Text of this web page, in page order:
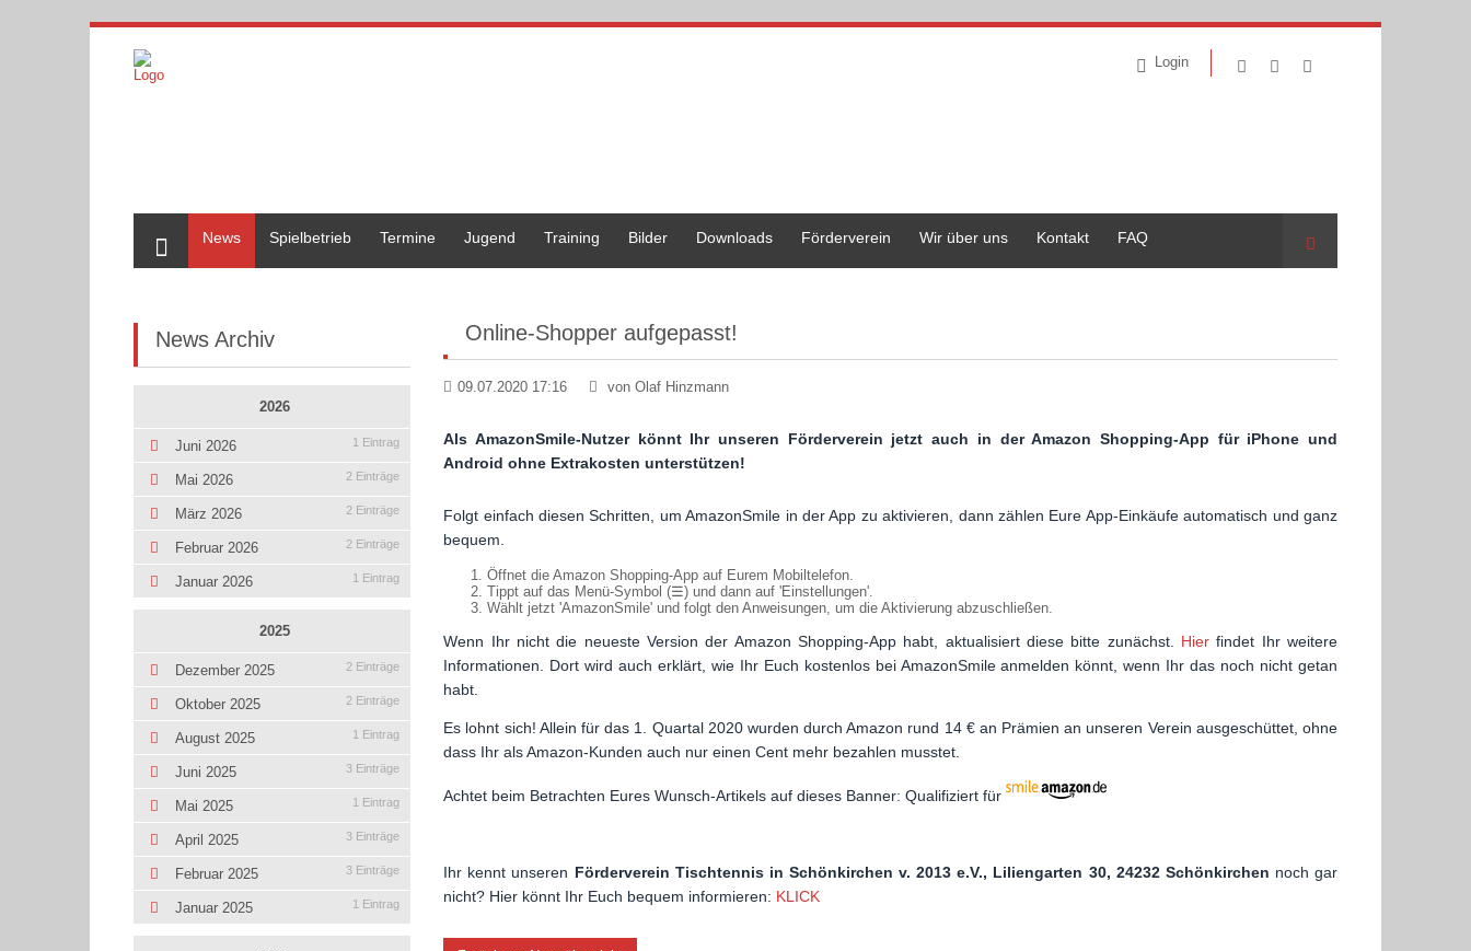
Login
News
Spielbetrieb Termine Jugend Training Bilder Downloads Förderverein Wir über uns Kontakt FAQ Suche
Online-Shopper aufgepasst!
09.07.2020 17:16 von Olaf Hinzmann
Als AmazonSmile-Nutzer könnt Ihr unseren Förderverein jetzt auch in der Amazon Shopping-App für iPhone und
Android ohne Extrakosten unterstützen!
Folgt einfach diesen Schritten, um AmazonSmile in der App zu aktivieren, dann zählen Eure App-Einkäufe automatisch und ganz
bequem.
Öffnet die Amazon Shopping-App auf Eurem Mobiltelefon.
Tippt auf das Menü-Symbol (☰) und dann auf 'Einstellungen'.
Wählt jetzt 'AmazonSmile' und folgt den Anweisungen, um die Aktivierung abzuschließen.
Wenn Ihr nicht die neueste Version der Amazon Shopping-App habt, aktualisiert diese bitte zunächst. Hier findet Ihr weitere
Informationen. Dort wird auch erklärt, wie Ihr Euch kostenlos bei AmazonSmile anmelden könnt, wenn Ihr das noch nicht getan
habt.
Es lohnt sich! Allein für das 1. Quartal 2020 wurden durch Amazon rund 14 € an Prämien an unseren Verein ausgeschüttet, ohne
dass Ihr als Amazon-Kunden auch nur einen Cent mehr bezahlen musstet.
Achtet beim Betrachten Eures Wunsch-Artikels auf dieses Banner: Qualifiziert für
Ihr kennt unseren Förderverein Tischtennis in Schönkirchen v. 2013 e.V., Liliengarten 30, 24232 Schönkirchen noch gar
nicht? Hier könnt Ihr Euch bequem informieren: KLICK
News Archiv
2026
Juni 2026 1 Eintrag
Mai 2026 2 Einträge
März 2026 2 Einträge
Februar 2026 2 Einträge
Januar 2026 1 Eintrag
2025
Dezember 2025 2 Einträge
Oktober 2025 2 Einträge
August 2025 1 Eintrag
Juni 2025 3 Einträge
Mai 2025 1 Eintrag
April 2025 3 Einträge
Februar 2025 3 Einträge
Januar 2025 1 Eintrag